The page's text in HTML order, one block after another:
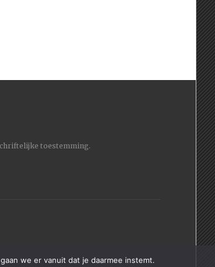
toestemming.
we er vanuit dat je daarmee instemt.